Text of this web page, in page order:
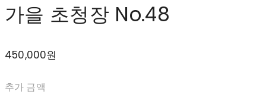
가을 초청장 No.48
450,000원
추가 금액